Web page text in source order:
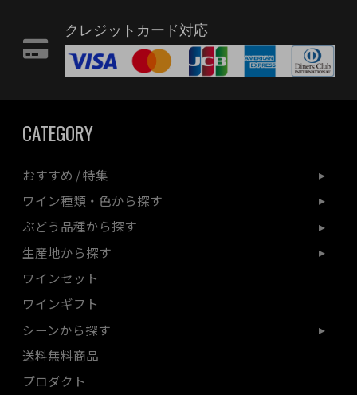
クレジットカード対応
CATEGORY
おすすめ / 特集
ワイン種類・色から探す
ぶどう品種から探す
生産地から探す
ワインセット
ワインギフト
シーンから探す
送料無料商品
プロダクト